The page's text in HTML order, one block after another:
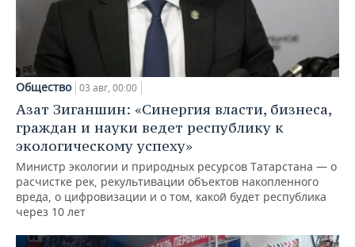
Общество 03 авг, 00:00
Азат Зиганшин: «Синергия власти, бизнеса,
граждан и науки ведет республику к
экологическому успеху»
Министр экологии и природных ресурсов Татарстана — о
расчистке рек, рекультивации объектов накопленного
вреда, о цифровизации и о том, какой будет республика
через 10 лет